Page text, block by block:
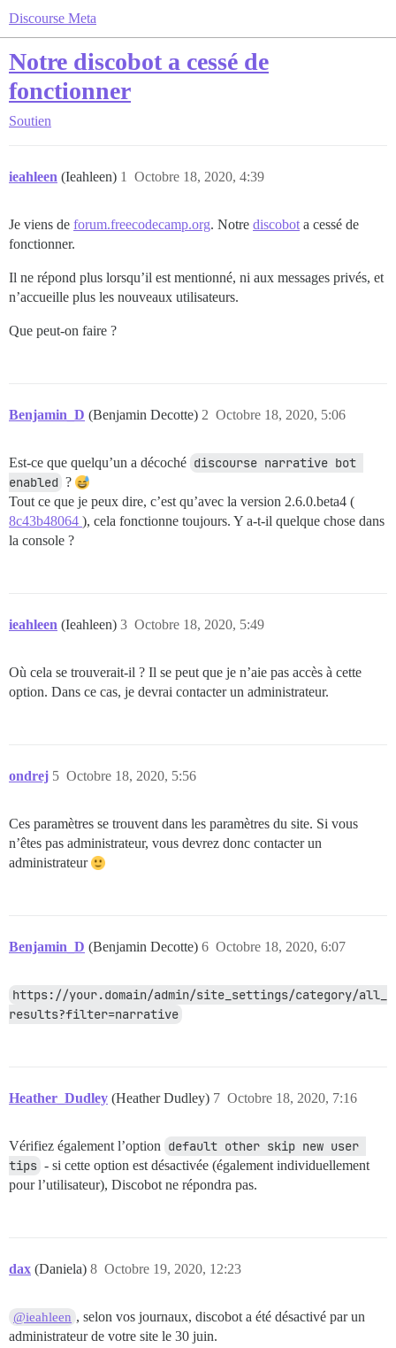
Discourse Meta
Notre discobot a cessé de
fonctionner
Soutien
ieahleen (Ieahleen) Octobre 18, 2020, 4:39
1
Je viens de forum.freecodecamp.org. Notre discobot a cessé de
fonctionner.
Il ne répond plus lorsqu’il est mentionné, ni aux messages privés, et
n’accueille plus les nouveaux utilisateurs.
Que peut-on faire ?
Benjamin_D (Benjamin Decotte) Octobre 18, 2020, 5:06
2
Est-ce que quelqu’un a décoché discourse narrative bot
enabled ?
Tout ce que je peux dire, c’est qu’avec la version 2.6.0.beta4 (
8c43b48064 ), cela fonctionne toujours. Y a-t-il quelque chose dans
la console ?
ieahleen (Ieahleen) Octobre 18, 2020, 5:49
3
Où cela se trouverait-il ? Il se peut que je n’aie pas accès à cette
option. Dans ce cas, je devrai contacter un administrateur.
ondrej Octobre 18, 2020, 5:56
5
Ces paramètres se trouvent dans les paramètres du site. Si vous
n’êtes pas administrateur, vous devrez donc contacter un
administrateur
Benjamin_D (Benjamin Decotte) Octobre 18, 2020, 6:07
6
https://your.domain/admin/site_settings/category/all_
results?filter=narrative
Heather_Dudley (Heather Dudley) Octobre 18, 2020, 7:16
7
Vérifiez également l’option default other skip new user
tips - si cette option est désactivée (également individuellement
pour l’utilisateur), Discobot ne répondra pas.
dax (Daniela) Octobre 19, 2020, 12:23
8
@ieahleen , selon vos journaux, discobot a été désactivé par un
administrateur de votre site le 30 juin.